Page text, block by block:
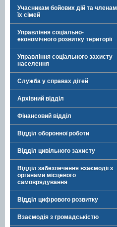
Учасникам бойових дій та членам
їх сімей
Управління соціально-
економічного розвитку території
Управління соціального захисту
населення
Служба у справах дітей
Архівний відділ
Фінансовий відділ
Відділ оборонної роботи
Відділ цивільного захисту
Відділ забезпечення взаємодії з
органами місцевого
самоврядування
Відділ цифрового розвитку
Взаємодія з громадськістю